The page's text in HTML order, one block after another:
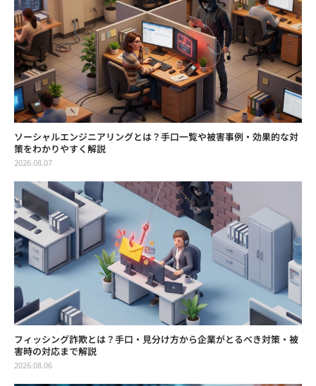
ソーシャルエンジニアリングとは？手口一覧や被害事例・効果的な対
策をわかりやすく解説
2026.08.07
フィッシング詐欺とは？手口・見分け方から企業がとるべき対策・被
害時の対応まで解説
2026.08.06